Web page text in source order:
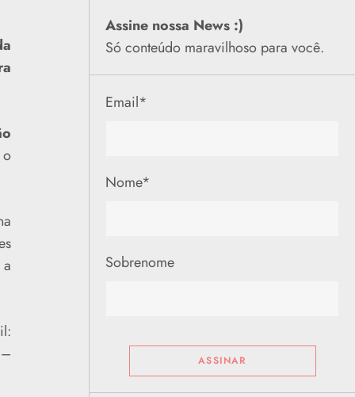
Assine nossa News :)
Só conteúdo maravilhoso para você.
Email*
Nome*
Sobrenome